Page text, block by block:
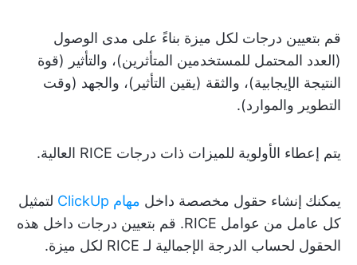
قم بتعيين درجات لكل ميزة بناءً على مدى الوصول
(العدد المحتمل للمستخدمين المتأثرين)، والتأثير (قوة
النتيجة الإيجابية)، والثقة (يقين التأثير)، والجهد (وقت
التطوير والموارد).
يتم إعطاء الأولوية للميزات ذات درجات RICE العالية.
يمكنك إنشاء حقول مخصصة داخل مهام ClickUp
لتمثيل
كل عامل من عوامل RICE. قم بتعيين درجات داخل هذه
الحقول لحساب الدرجة الإجمالية لـ RICE لكل ميزة.